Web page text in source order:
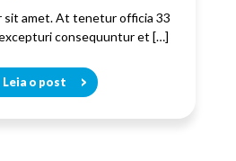
sit amet. At tenetur officia 33
consequuntur et […]
Leia o post